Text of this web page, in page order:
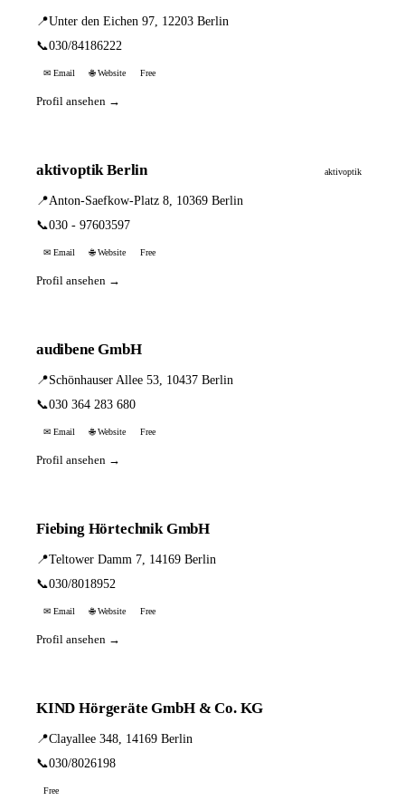
📍Unter den Eichen 97, 12203 Berlin
📞030/84186222
✉ Email 🌐 Website Free
Profil ansehen →
aktivoptik Berlin aktivoptik
📍Anton-Saefkow-Platz 8, 10369 Berlin
📞030 - 97603597
✉ Email 🌐 Website Free
Profil ansehen →
audibene GmbH
📍Schönhauser Allee 53, 10437 Berlin
📞030 364 283 680
✉ Email 🌐 Website Free
Profil ansehen →
Fiebing Hörtechnik GmbH
📍Teltower Damm 7, 14169 Berlin
📞030/8018952
✉ Email 🌐 Website Free
Profil ansehen →
KIND Hörgeräte GmbH & Co. KG
📍Clayallee 348, 14169 Berlin
📞030/8026198
Free